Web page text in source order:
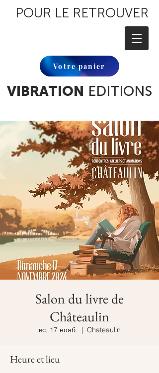
POUR LE RETROUVER
Votre panier
VIBRATION EDITIONS
Salon du livre de
Châteaulin
вс, 17 нояб.
  |
Chateaulin
Heure et lieu